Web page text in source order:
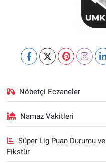
Nöbetçi Eczaneler
Namaz Vakitleri
Süper Lig Puan Durumu ve
Fikstür